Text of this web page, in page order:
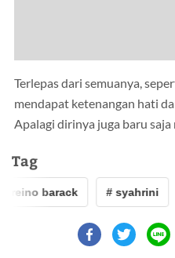
Terlepas dari semuanya,
mendapat ketenangan hati
Apalagi dirinya juga baru
Tag
reino barack # syahrini